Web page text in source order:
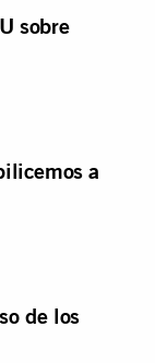
sobre
a
de los